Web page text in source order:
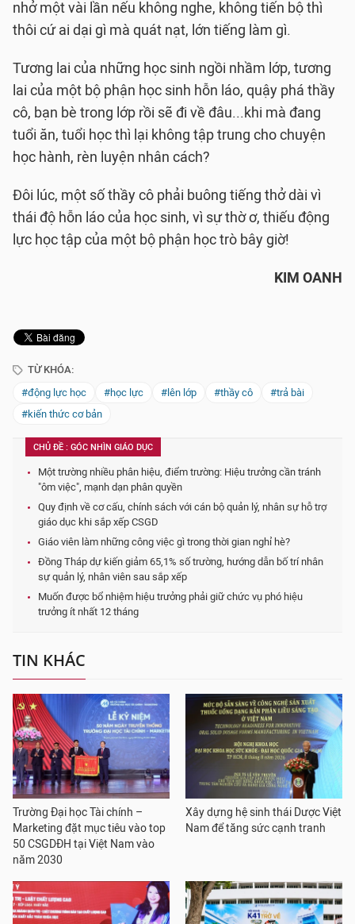
nhở một vài lần nếu không nghe, không tiến bộ thì
thôi cứ ai dại gì mà quát nạt, lớn tiếng làm gì.
Tương lai của những học sinh ngồi nhầm lớp, tương
lai của một bộ phận học sinh hỗn láo, quậy phá thầy
cô, bạn bè trong lớp rồi sẽ đi về đâu...khi mà đang
tuổi ăn, tuổi học thì lại không tập trung cho chuyện
học hành, rèn luyện nhân cách?
Đôi lúc, một số thầy cô phải buông tiếng thở dài vì
thái độ hỗn láo của học sinh, vì sự thờ ơ, thiếu động
lực học tập của một bộ phận học trò bây giờ!
KIM OANH
TỪ KHÓA:
#động lực học
#học lực #lên lớp #thầy cô
#trả bài
#kiến thức cơ bản
CHỦ ĐỀ : GÓC NHÌN GIÁO DỤC
Một trường nhiều phân hiệu, điểm trường: Hiệu trưởng cần tránh
"ôm việc", mạnh dạn phân quyền
Quy định về cơ cấu, chính sách với cán bộ quản lý, nhân sự hỗ trợ
giáo dục khi sắp xếp CSGD
Giáo viên làm những công việc gì trong thời gian nghỉ hè?
Đồng Tháp dự kiến giảm 65,1% số trường, hướng dẫn bố trí nhân
sự quản lý, nhân viên sau sắp xếp
Muốn được bổ nhiệm hiệu trưởng phải giữ chức vụ phó hiệu
trưởng ít nhất 12 tháng
TIN KHÁC
Trường Đại học Tài chính –
Marketing đặt mục tiêu vào top
50 CSGDĐH tại Việt Nam vào
năm 2030
Xây dựng hệ sinh thái Dược Việt
Nam để tăng sức cạnh tranh